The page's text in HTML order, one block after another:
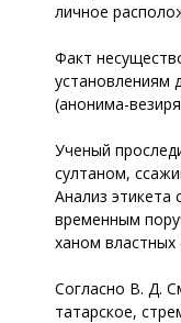
личное
Факт
установлениям
(анонима-
Ученый
султаном,
Анализ этикета
временным
ханом властных
Согласно В. Д.
татарское,